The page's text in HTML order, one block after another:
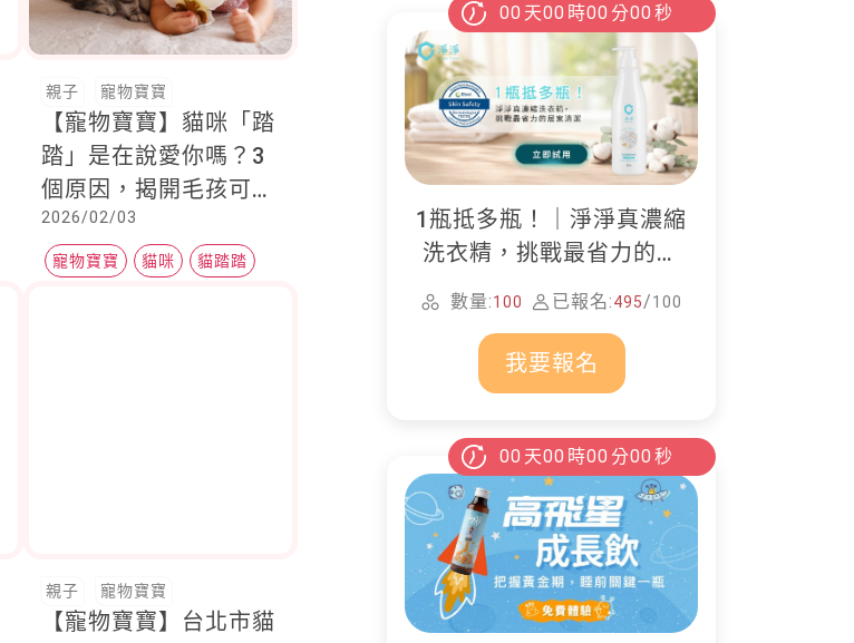
親子 寵物寶寶
【寵物寶寶】貓咪「踏
踏」是在說愛你嗎？3
個原因，揭開毛孩可愛
行為的祕密
2026/02/03
寵物寶寶 貓咪 貓踏踏
親子 寵物寶寶
【寵物寶寶】台北市貓
00 天00 時00 分00 秒
1瓶抵多瓶！｜淨淨真濃縮
洗衣精，挑戰最省力的居
家清潔
數量:100 已報名:495/100
我要報名
00 天00 時00 分00 秒